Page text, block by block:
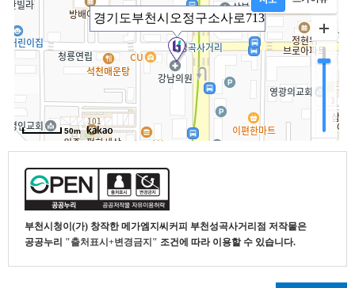
부천시청이(가) 창작한메가엠지씨커피 부천성곡사거리점 저작물은
공공누리 "출처표시+변경금지" 조건에 따라 이용할 수 있습니다.